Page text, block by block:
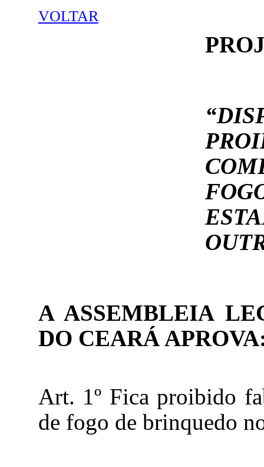
VOLTAR
A ASSEMBLEIA
DO CEARÁ
Art. 1º Fica proibido
de fogo de brinquedo